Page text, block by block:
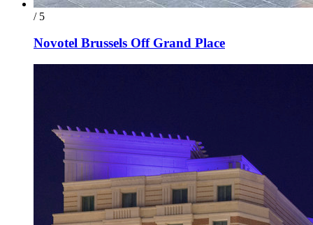
/ 5
Novotel Brussels Off Grand Place